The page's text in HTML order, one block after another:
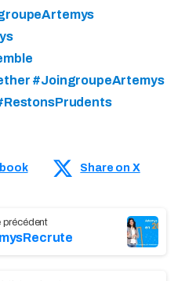
#JoingroupeArtemys
Share on X